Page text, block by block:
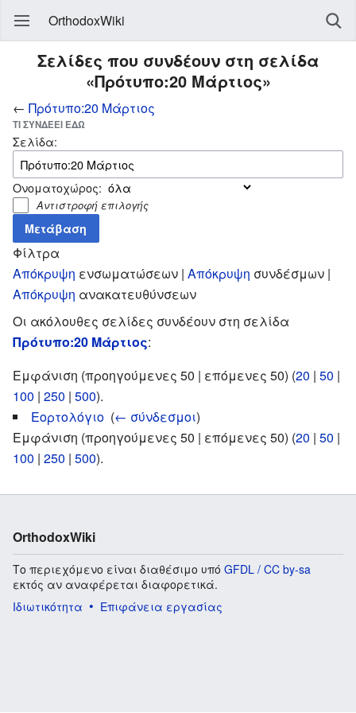
OrthodoxWiki
Σελίδες που συνδέουν στη σελίδα
«Πρότυπο:20 Μάρτιος»
← Πρότυπο:20 Μάρτιος
ΤΙ ΣΥΝΔΈΕΙ ΕΔΏ
Σελίδα:
Ονοματοχώρος:
Αντιστροφή επιλογής
Φίλτρα
Απόκρυψη ενσωματώσεων | Απόκρυψη συνδέσμων |
Απόκρυψη ανακατευθύνσεων
Οι ακόλουθες σελίδες συνδέουν στη σελίδα
Πρότυπο:20 Μάρτιος:
Εμφάνιση (προηγούμενες 50 | επόμενες 50) (20 | 50 |
100 | 250 | 500).
Εορτολόγιο (← σύνδεσμοι)
Εμφάνιση (προηγούμενες 50 | επόμενες 50) (20 | 50 |
100 | 250 | 500).
OrthodoxWiki
Το περιεχόμενο είναι διαθέσιμο υπό GFDL / CC by-sa
εκτός αν αναφέρεται διαφορετικά.
Ιδιωτικότητα
Επιφάνεια εργασίας